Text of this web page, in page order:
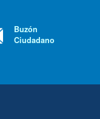
Buzón
Ciudadano